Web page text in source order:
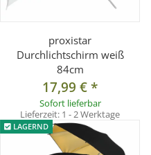
proxistar
Durchlichtschirm weiß
84cm
17,99 €*
Sofort lieferbar
Lieferzeit: 1 - 2 Werktage
LAGERND